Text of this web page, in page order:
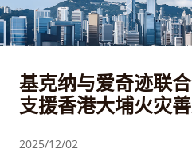
基克纳与爱奇迹联
支援香港大埔火灾
2025/12/02